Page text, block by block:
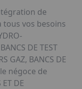
de
tous vos besoins
DE TEST
GAZ, BANCS DE
négoce de
DE